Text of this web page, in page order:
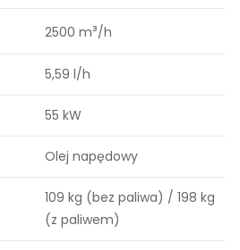
2500 m³/h
5,59 l/h
55 kW
Olej napędowy
109 kg (bez paliwa) / 198 kg
(z paliwem)